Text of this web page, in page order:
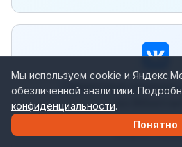
Секретные
Присоединяйтесь к нашей
скидках
Мы используем cookie и
обезличенной аналитики.
конфиденциальности.
Понятно